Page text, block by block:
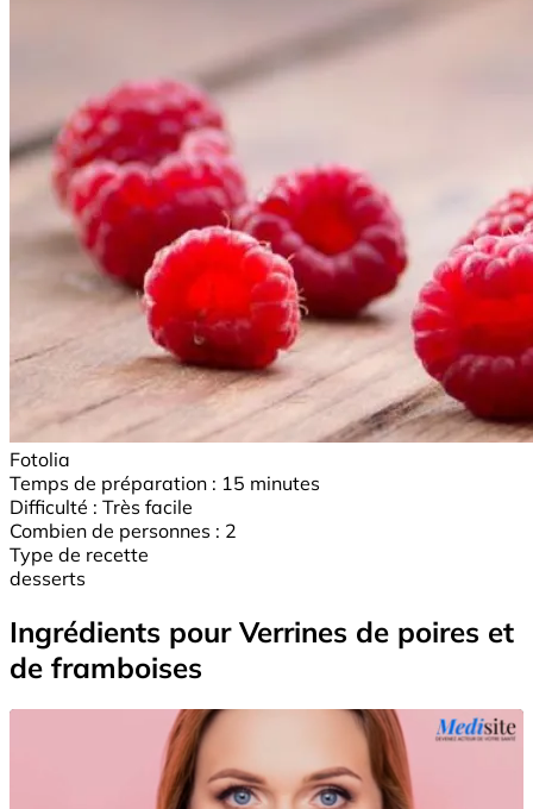
Fotolia
Temps de préparation : 15 minutes
Difficulté : Très facile
Combien de personnes : 2
Type de recette
desserts
Ingrédients pour Verrines de poires et
de framboises